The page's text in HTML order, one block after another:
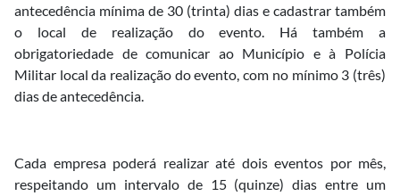
antecedência mínima de 30 (trinta) dias e cadastrar também
o local de realização do evento. Há também a
obrigatoriedade de comunicar ao Município e à Polícia
Militar local da realização do evento, com no mínimo 3 (três)
dias de antecedência.
Cada empresa poderá realizar até dois eventos por mês,
respeitando um intervalo de 15 (quinze) dias entre um